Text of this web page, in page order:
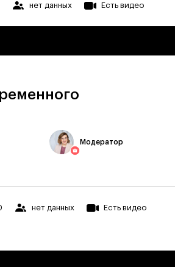
нет данных Есть видео
Модератор
нет данных Есть видео